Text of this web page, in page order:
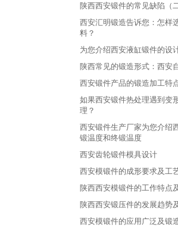
陕西西安锻件的常见缺陷
西安汇明锻造告诉您：怎样
料？
为您介绍西安液缸锻件的设
陕西常见的锻造形式：西安
西安锻件产品的锻造加工特
如果西安锻件热处理遇到变
理？
西安锻件生产厂家为您介绍
锻温度和终锻温度
西安齿轮锻件模具设计
西安模锻件的成形要求及工
陕西西安模锻件的工作特点
陕西西安锻压件的发展趋势
西安模锻件的应用广泛及锻